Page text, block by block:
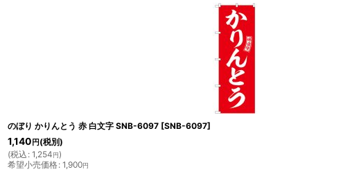
のぼり かりんとう 赤 白文字 SNB-6097 [SNB-6097]
1,140 円 (税別)
(税込 : 1,254円)
希望小売価格: 1,900円